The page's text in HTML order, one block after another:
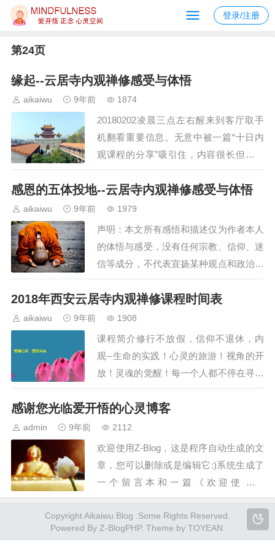
登录/注册
第24页
缘起--云居寺内观禅修感受与体悟
aikaiwu 9年前 1874
20180202凌晨三点左右醒来到客厅取手
机翻看重要信息。无意中被一篇“十日内
观课程的分享”吸引住，内容很长但还是
一字不拉地看完了所有的内容，被其中的
灵魂出体吸引住。此时自感心跳频率加
快、力量加强！深埋在心中的那个念头又
被勾起（听朋友说闭黑关也可以灵魂出
体，体验自性的自由和无限。现在虽说可
以拥抱自性…
感恩的五体投地--云居寺内观禅修感受与体悟
aikaiwu 9年前 1979
声明：本文所有感悟和描述仅为作者本人
的体悟与感受，没有任何宗教、信仰、迷
信等成分，不代表宣扬某种观点和政治立
场，请您客观阅读本文内容，感谢！亲爱
的吉祥法师：您好！我是2018年2月15-27
日内观学员，在此向您顶礼呈上我最最诚
挚的敬意和祝福！！！…
2018年西安云居寺内观禅修课程时间表
aikaiwu 9年前 1908
课程简介修行不放假，信仰不退休，内
观--生命的实践！心灵的旅游！视角的开
放！灵魂的觉醒！每一个人都不停在寻觅
安祥与和谐，但紧张的生活却让我们疲惫
的身心无法安顿，我们经常会感到焦虑不
安、烦躁、痛苦，生命宛若一串连续不断
的忧虑锁链，我们的步伐失掉其原本的安
然与自在，你也可以选择给心灵放一个
假，抽出十二天…
感谢您光临爱开悟的心灵博客
admin 9年前 2112
欢迎使用Z-Blog，这是程序自动生成的文
章，您可以删除或是编辑它:)系统生成了
一个留言本和一篇《欢迎使用Z-
Copyright Aikaiwu Blog .Some Rights Reserved.
Powered By Z-BlogPHP. Theme by TOYEAN